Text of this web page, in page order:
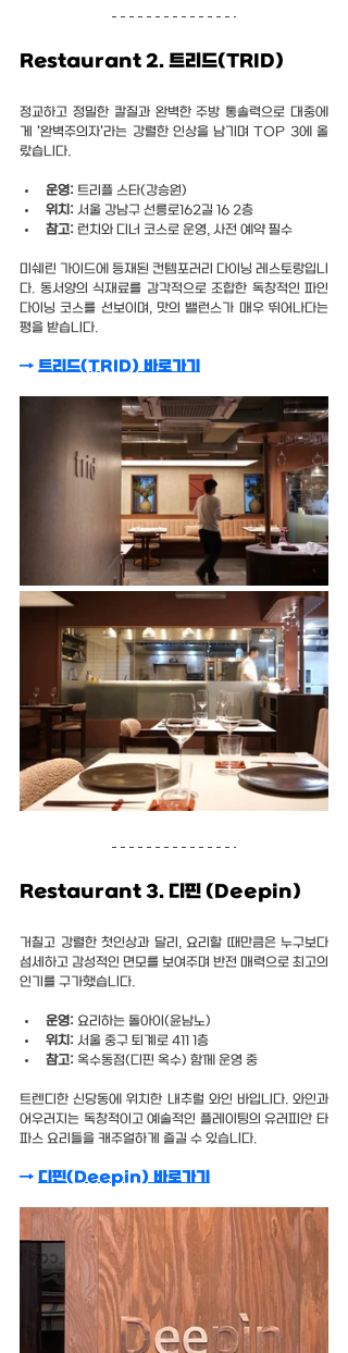
Restaurant 2. 트리드(TRID)
정교하고 정밀한 칼질과 완벽한 주방 통솔력으로 대중에
게 '완벽주의자'라는 강렬한 인상을 남기며 TOP 3에 올
랐습니다.
운영: 트리플 스타(강승원)
위치: 서울 강남구 선릉로162길 16 2층
참고: 런치와 디너 코스로 운영, 사전 예약 필수
미쉐린 가이드에 등재된 컨템포러리 다이닝 레스토랑입니
다. 동서양의 식재료를 감각적으로 조합한 독창적인 파인
다이닝 코스를 선보이며, 맛의 밸런스가 매우 뛰어나다는
평을 받습니다.
→ 트리드(TRID) 바로가기
Restaurant 3. 디핀 (Deepin)
거칠고 강렬한 첫인상과 달리, 요리할 때만큼은 누구보다
섬세하고 감성적인 면모를 보여주며 반전 매력으로 최고의
인기를 구가했습니다.
운영: 요리하는 돌아이(윤남노)
위치: 서울 중구 퇴계로 411 1층
참고: 옥수동점(디핀 옥수) 함께 운영 중
트렌디한 신당동에 위치한 내추럴 와인 바입니다. 와인과
어우러지는 독창적이고 예술적인 플레이팅의 유러피안 타
파스 요리들을 캐주얼하게 즐길 수 있습니다.
→ 디핀(Deepin) 바로가기